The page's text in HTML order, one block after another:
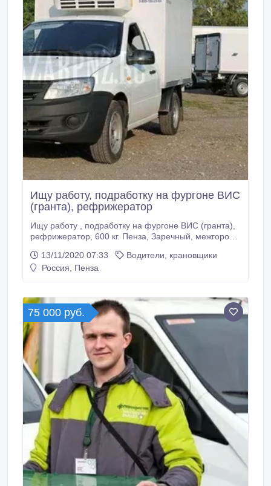
Ищу работу, подработку на фургоне ВИС
(гранта), рефрижератор
Ищу работу , подработку на фургоне ВИС (гранта),
рефрижератор, 600 кг. Пенза, Заречный, межгород,
13/11/2020 07:33
Водители, крановщики
Россия, Пенза
75 000 руб.